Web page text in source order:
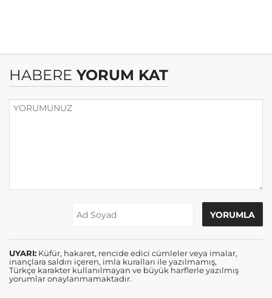
HABERE YORUM KAT
UYARI: Küfür, hakaret, rencide edici cümleler veya imalar,
inançlara saldırı içeren, imla kuralları ile yazılmamış,
Türkçe karakter kullanılmayan ve büyük harflerle yazılmış
yorumlar onaylanmamaktadır.